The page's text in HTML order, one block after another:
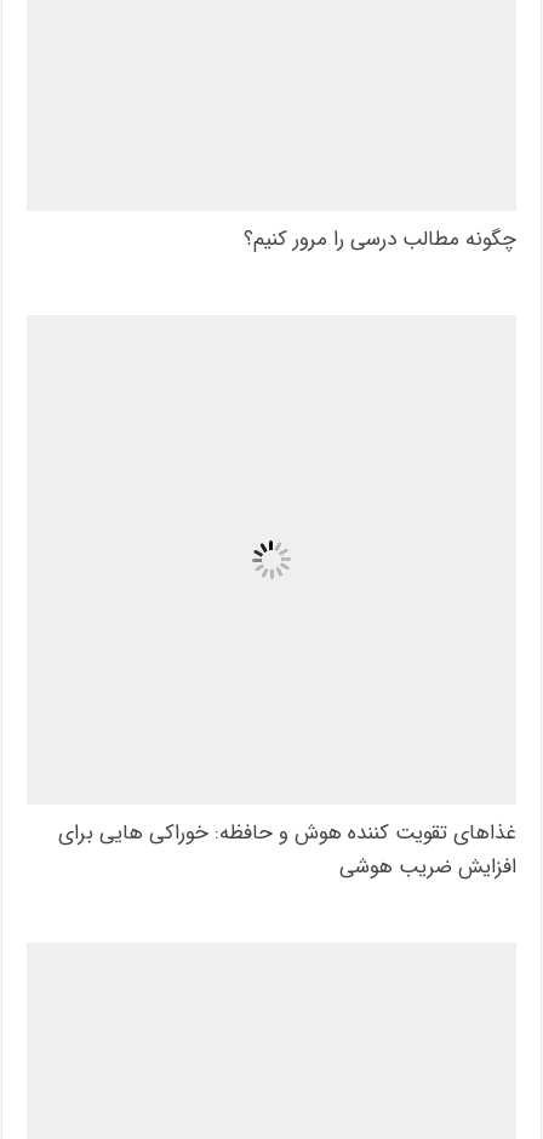
چگونه مطالب درسی را مرور کنیم؟
غذاهای تقویت کننده هوش و حافظه: خوراکی هایی برای
افزایش ضریب هوشی